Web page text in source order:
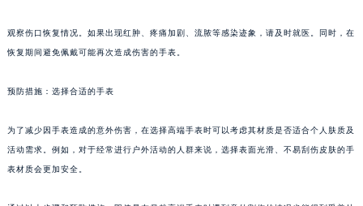
观察伤口恢复情况。如果出现红肿、疼痛加剧、流脓等感染迹象，请及时就医。同时，在
恢复期间避免佩戴可能再次造成伤害的手表。
预防措施：选择合适的手表
为了减少因手表造成的意外伤害，在选择高端手表时可以考虑其材质是否适合个人肤质及
活动需求。例如，对于经常进行户外活动的人群来说，选择表面光滑、不易刮伤皮肤的手
表材质会更加安全。